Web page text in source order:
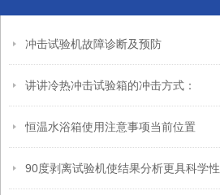
冲击试验机故障诊断及预防
讲讲冷热冲击试验箱的冲击方式：
恒温水浴箱使用注意事项当前位置
90度剥离试验机使结果分析更具科学性